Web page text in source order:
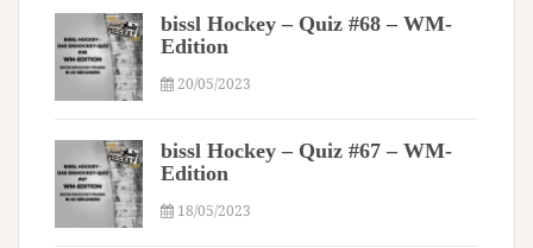
bissl Hockey – Quiz #68 – WM-
Edition
20/05/2023
bissl Hockey – Quiz #67 – WM-
Edition
18/05/2023